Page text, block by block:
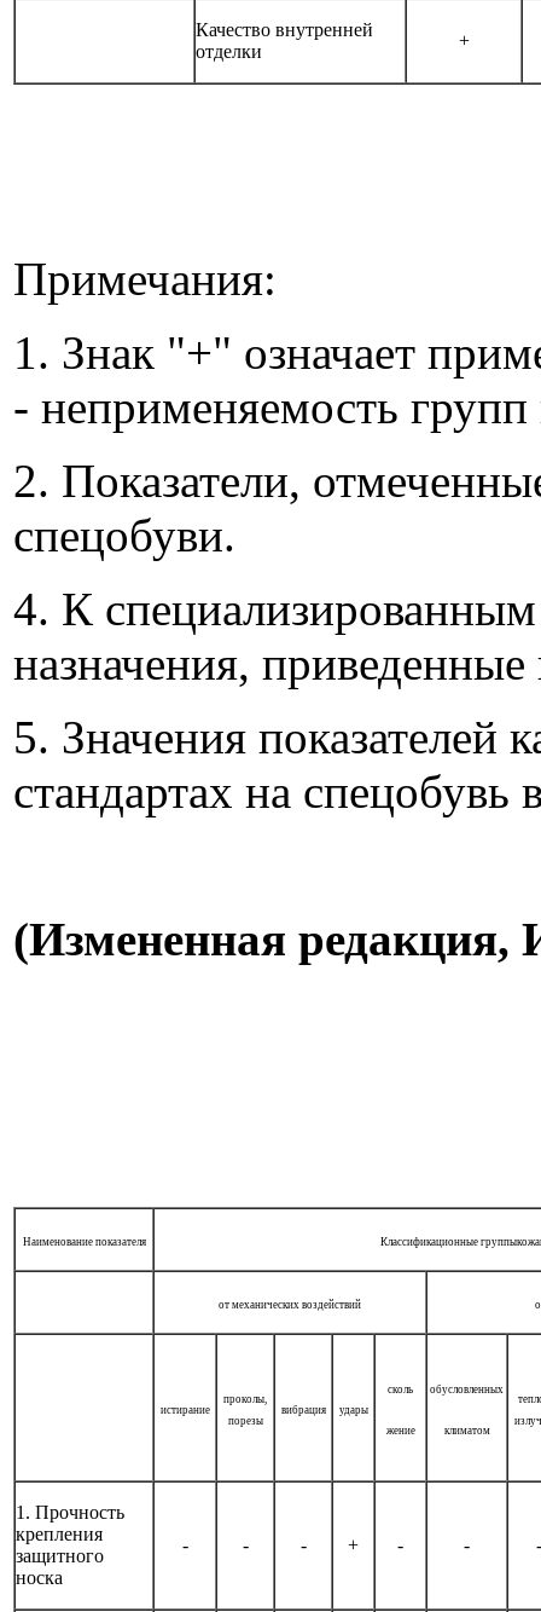
Качество внутренней
отделки
+
Примечания:
1. Знак "+" означает
- неприменяемость групп
2. Показатели,
спецобуви.
4. К специализированным
назначения, приведенные
5. Значения показателей
стандартах на спецобувь
(Измененная
Наименование показателя Классификационные
от механических воздействий
истирание
проколы,
порезы
вибрация удары
сколь
жение
обусловленных
климатом
1. Прочность
крепления
защитного
носка
- - - + - - -